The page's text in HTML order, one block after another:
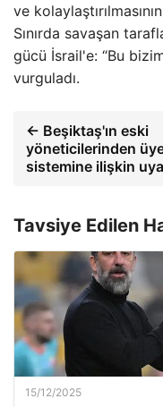
ve
Sınırda savaşan
gücü İsrail'e: “Bu
vurguladı.
← Beşiktaş'ın eski
yöneticilerinden
sistemine ilişkin
Tavsiye Edilen
15/12/2025